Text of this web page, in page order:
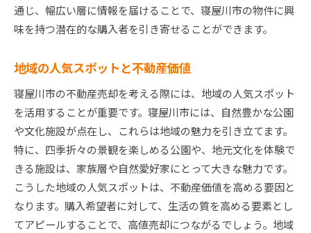
通じ、幅広い層に情報を届けることで、寝屋川市の物件に興
味を持つ潜在的な購入者を引き寄せることができます。
地域の人気スポットと不動産価値
寝屋川市の不動産売却を考える際には、地域の人気スポット
を活用することが重要です。寝屋川市には、自然豊かな公園
や文化施設が点在し、これらは地域の魅力を引き立てます。
特に、四季折々の景観を楽しめる公園や、地元文化を体験で
きる施設は、家族層や自然愛好家にとって大きな魅力です。
こうした地域の人気スポットは、不動産価値を高める要因と
なります。購入希望者に対して、生活の質を高める要素とし
てアピールすることで、高値売却につながるでしょう。地域